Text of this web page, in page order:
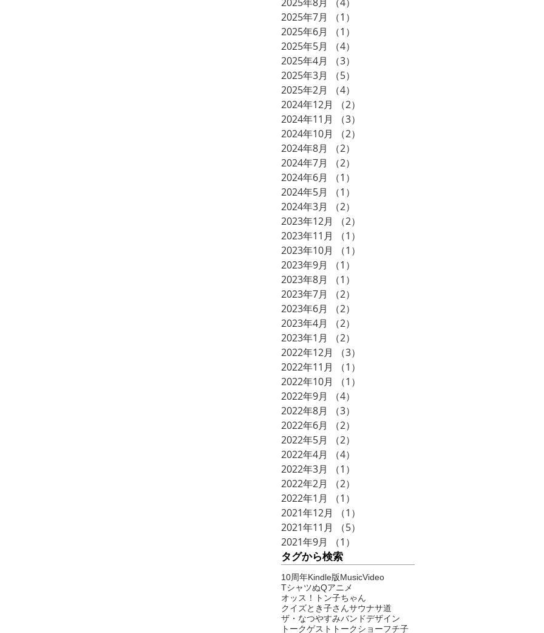
2025年7月
（1）
2025年6月
（1）
2025年5月
（4）
2025年4月
（3）
2025年3月
（5）
2025年2月
（4）
2024年12月
（2）
2024年11月
（3）
2024年10月
（2）
2024年8月
（2）
2024年7月
（2）
2024年6月
（1）
2024年5月
（1）
2024年3月
（2）
2023年12月
（2）
2023年11月
（1）
2023年10月
（1）
2023年9月
（1）
2023年8月
（1）
2023年7月
（2）
2023年6月
（2）
2023年4月
（2）
2023年1月
（2）
2022年12月
（3）
2022年11月
（1）
2022年10月
（1）
2022年9月
（4）
2022年8月
（3）
2022年6月
（2）
2022年5月
（2）
2022年4月
（4）
2022年3月
（1）
2022年2月
（2）
2022年1月
（1）
2021年12月
（1）
2021年11月
（5）
2021年9月
（1）
タグから検索
10周年Kindle版MusicVideo
TシャツぬQアニメ
オッス！トン子ちゃん
クイズとき子さんサウナサ道
ザ・なつやすみバンドデザイン
トークゲスト トークショーフチ子